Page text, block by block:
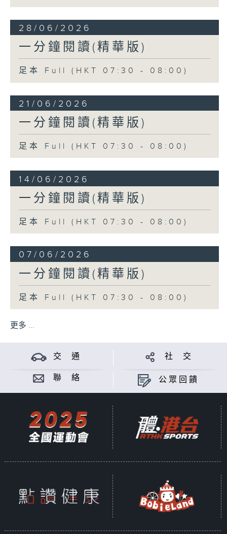
28/06/2026
一分鐘閱讀(精華版)
足本 Full (HKT 07:30 - 08:00)
21/06/2026
一分鐘閱讀(精華版)
足本 Full (HKT 07:30 - 08:00)
14/06/2026
一分鐘閱讀(精華版)
足本 Full (HKT 07:30 - 08:00)
07/06/2026
一分鐘閱讀(精華版)
足本 Full (HKT 07:30 - 08:00)
更多 ...
交 通 社 交
聯 絡 公眾回饋